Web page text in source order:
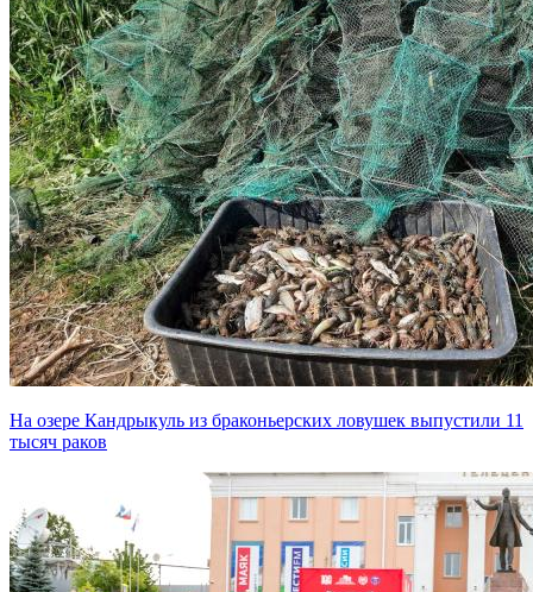
На озере Кандрыкуль из браконьерских ловушек выпустили 11
тысяч раков